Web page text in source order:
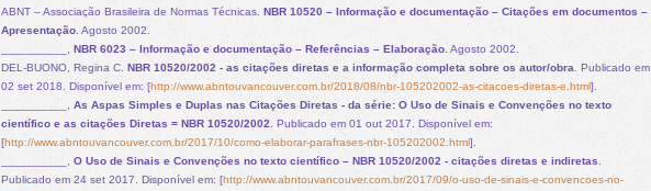
ABNT – Associação Brasileira de Normas Técnicas. NBR 10520 – Informação e documentação – Citações em documentos –
Apresentação . Agosto 2002.
NBR 6023 – Informação e documentação – Referências – Elaboração . Agosto 2002.
DEL-BUONO, Regina C. NBR 10520/2002 - as citações diretas e a informação completa sobre os autor/obra . Publicado em
02 set 2018. Disponível em: [http://www.abntouvancouver.com.br/2018/08/nbr-105202002-as-citacoes-diretas-e.html].
As Aspas Simples e Duplas nas Citações Diretas - da série: O Uso de Sinais e Convenções no texto
científico e as citações Diretas = NBR 10520/2002 . Publicado em 01 out 2017. Disponível em:
[http://www.abntouvancouver.com.br/2017/10/como-elaborar-parafrases-nbr-105202002.html].
O Uso de Sinais e Convenções no texto científico – NBR 10520/2002 - citações diretas e indiretas
Publicado em 24 set 2017. Disponível em: [http://www.abntouvancouver.com.br/2017/09/o-uso-de-sinais-e-convencoes-no-